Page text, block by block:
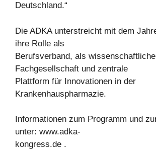
Deutschland.“
Die ADKA unterstreicht mit dem
ihre Rolle als
Berufsverband, als wissenschaftliche
Fachgesellschaft und zentrale
Plattform für Innovationen in der
Krankenhauspharmazie.
Informationen zum Programm und
unter: www.adka-
kongress.de .